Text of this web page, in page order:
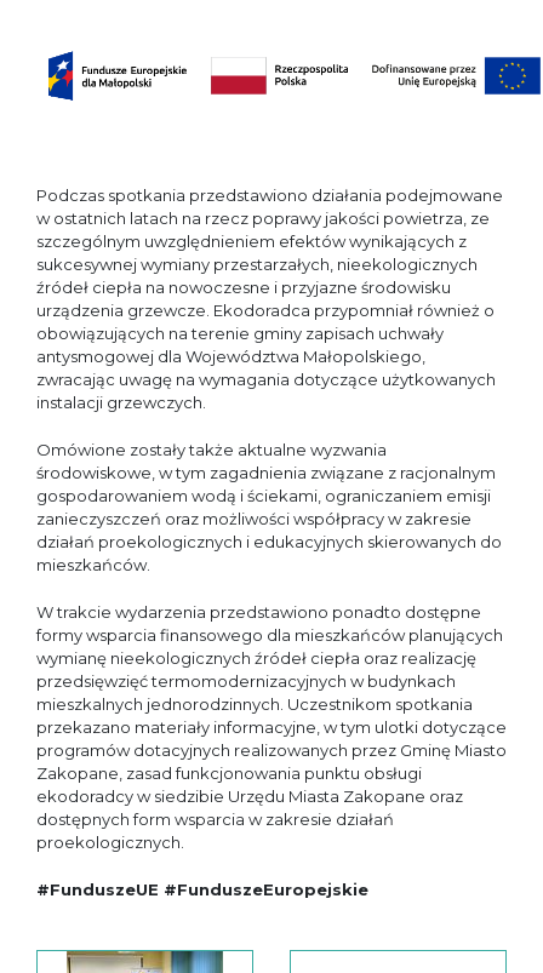
Podczas spotkania przedstawiono działania podejmowane
w ostatnich latach na rzecz poprawy jakości powietrza, ze
szczególnym uwzględnieniem efektów wynikających z
sukcesywnej wymiany przestarzałych, nieekologicznych
źródeł ciepła na nowoczesne i przyjazne środowisku
urządzenia grzewcze. Ekodoradca przypomniał również o
obowiązujących na terenie gminy zapisach uchwały
antysmogowej dla Województwa Małopolskiego,
zwracając uwagę na wymagania dotyczące użytkowanych
instalacji grzewczych.
Omówione zostały także aktualne wyzwania
środowiskowe, w tym zagadnienia związane z racjonalnym
gospodarowaniem wodą i ściekami, ograniczaniem emisji
zanieczyszczeń oraz możliwości współpracy w zakresie
działań proekologicznych i edukacyjnych skierowanych do
mieszkańców.
W trakcie wydarzenia przedstawiono ponadto dostępne
formy wsparcia finansowego dla mieszkańców planujących
wymianę nieekologicznych źródeł ciepła oraz realizację
przedsięwzięć termomodernizacyjnych w budynkach
mieszkalnych jednorodzinnych. Uczestnikom spotkania
przekazano materiały informacyjne, w tym ulotki dotyczące
programów dotacyjnych realizowanych przez Gminę Miasto
Zakopane, zasad funkcjonowania punktu obsługi
ekodoradcy w siedzibie Urzędu Miasta Zakopane oraz
dostępnych form wsparcia w zakresie działań
proekologicznych.
#FunduszeUE #FunduszeEuropejskie